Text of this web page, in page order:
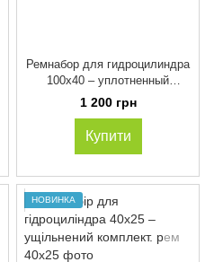
Ремнабор для гидроцилиндра
100х40 – уплотненный
комплект.
1 200 грн
Купити
НОВИНКА